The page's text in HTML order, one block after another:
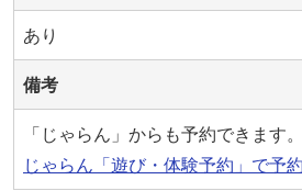
あり
備考
「じゃらん」からも予約できます。
じゃらん「遊び・体験予約」で予